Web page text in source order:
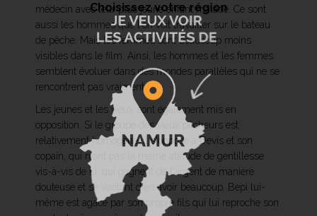
médecin avec leur plus jeune enfant malade. Ce sont
aussi les hommes que l'on voit travailler sur le bateau
de pêche. Mais les femmes sont beaucoup moins
visibles dans le film. Ainsi, les hommes et les femmes
semblent évoluer dans des mondes parallèles qui ne se
rencontrent pas vraiment.
Les jeunes et les vieux sont également mis en
opposition. Si le groupe des vieux pêcheurs est
relativement homogène, il s'oppose à Devis et son
copain, qui n'ont pas la même attitude de gentillesse
vis-à-vis de Li, qui gagnent de l'argent de manière
douteuse et se vantent d'en avoir beaucoup. Bepi lui-
même est agacé par son propre fils qui lui reproche son
Choisissez votre région